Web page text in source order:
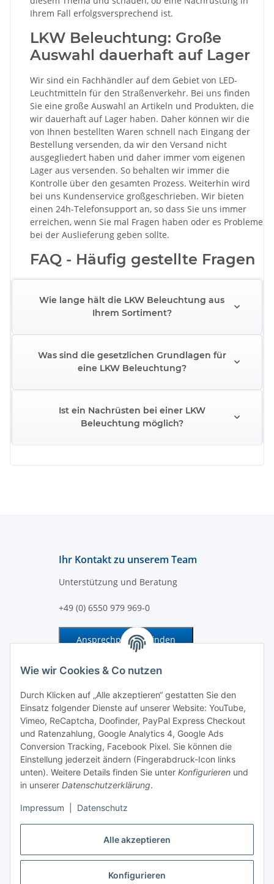
Alle akzeptieren
Konfigurieren
Wie wir Cookies & Co nutzen
Durch Klicken auf „Alle akzeptieren“ gestatten Sie den
Einsatz folgender Dienste auf unserer Website: YouTube,
Vimeo, ReCaptcha, Doofinder, PayPal Express Checkout
und Ratenzahlung, Google Analytics 4, Google Ads
Conversion Tracking, Facebook Pixel. Sie können die
Einstellung jederzeit ändern (Fingerabdruck-Icon links
unten). Weitere Details finden Sie unter Konfigurieren und
in unserer Datenschutzerklärung.
Impressum Datenschutz
Ihrem Fall erfolgsversprechend ist.
LKW Beleuchtung: Große
Auswahl dauerhaft auf Lager
Wir sind ein Fachhändler auf dem Gebiet von LED-
Leuchtmitteln für den Straßenverkehr. Bei uns finden
Sie eine große Auswahl an Artikeln und Produkten, die
wir dauerhaft auf Lager haben. Daher können wir die
von Ihnen bestellten Waren schnell nach Eingang der
Bestellung versenden, da wir den Versand nicht
ausgegliedert haben und daher immer vom eigenen
Lager aus versenden. So behalten wir immer die
Kontrolle über den gesamten Prozess. Weiterhin wird
bei uns Kundenservice großgeschrieben. Wir bieten
einen 24h-Telefonsupport an, so dass Sie uns immer
erreichen, wenn Sie mal Fragen haben oder es Probleme
bei der Auslieferung geben sollte.
FAQ - Häufig gestellte Fragen
Wie lange hält die LKW Beleuchtung aus
Ihrem Sortiment?
Was sind die gesetzlichen Grundlagen für
eine LKW Beleuchtung?
Ist ein Nachrüsten bei einer LKW
Beleuchtung möglich?
Ihr Kontakt zu unserem Team
Unterstützung und Beratung
+49 (0) 6550 979 969-0
Ansprechpartner finden
Information und Service
Zahlung und Versand
Vertrag widerrufen